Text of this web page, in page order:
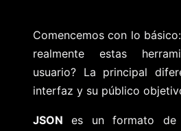
Comencemos con lo
realmente estas
usuario? La principal
interfaz y su público
JSON es un formato de